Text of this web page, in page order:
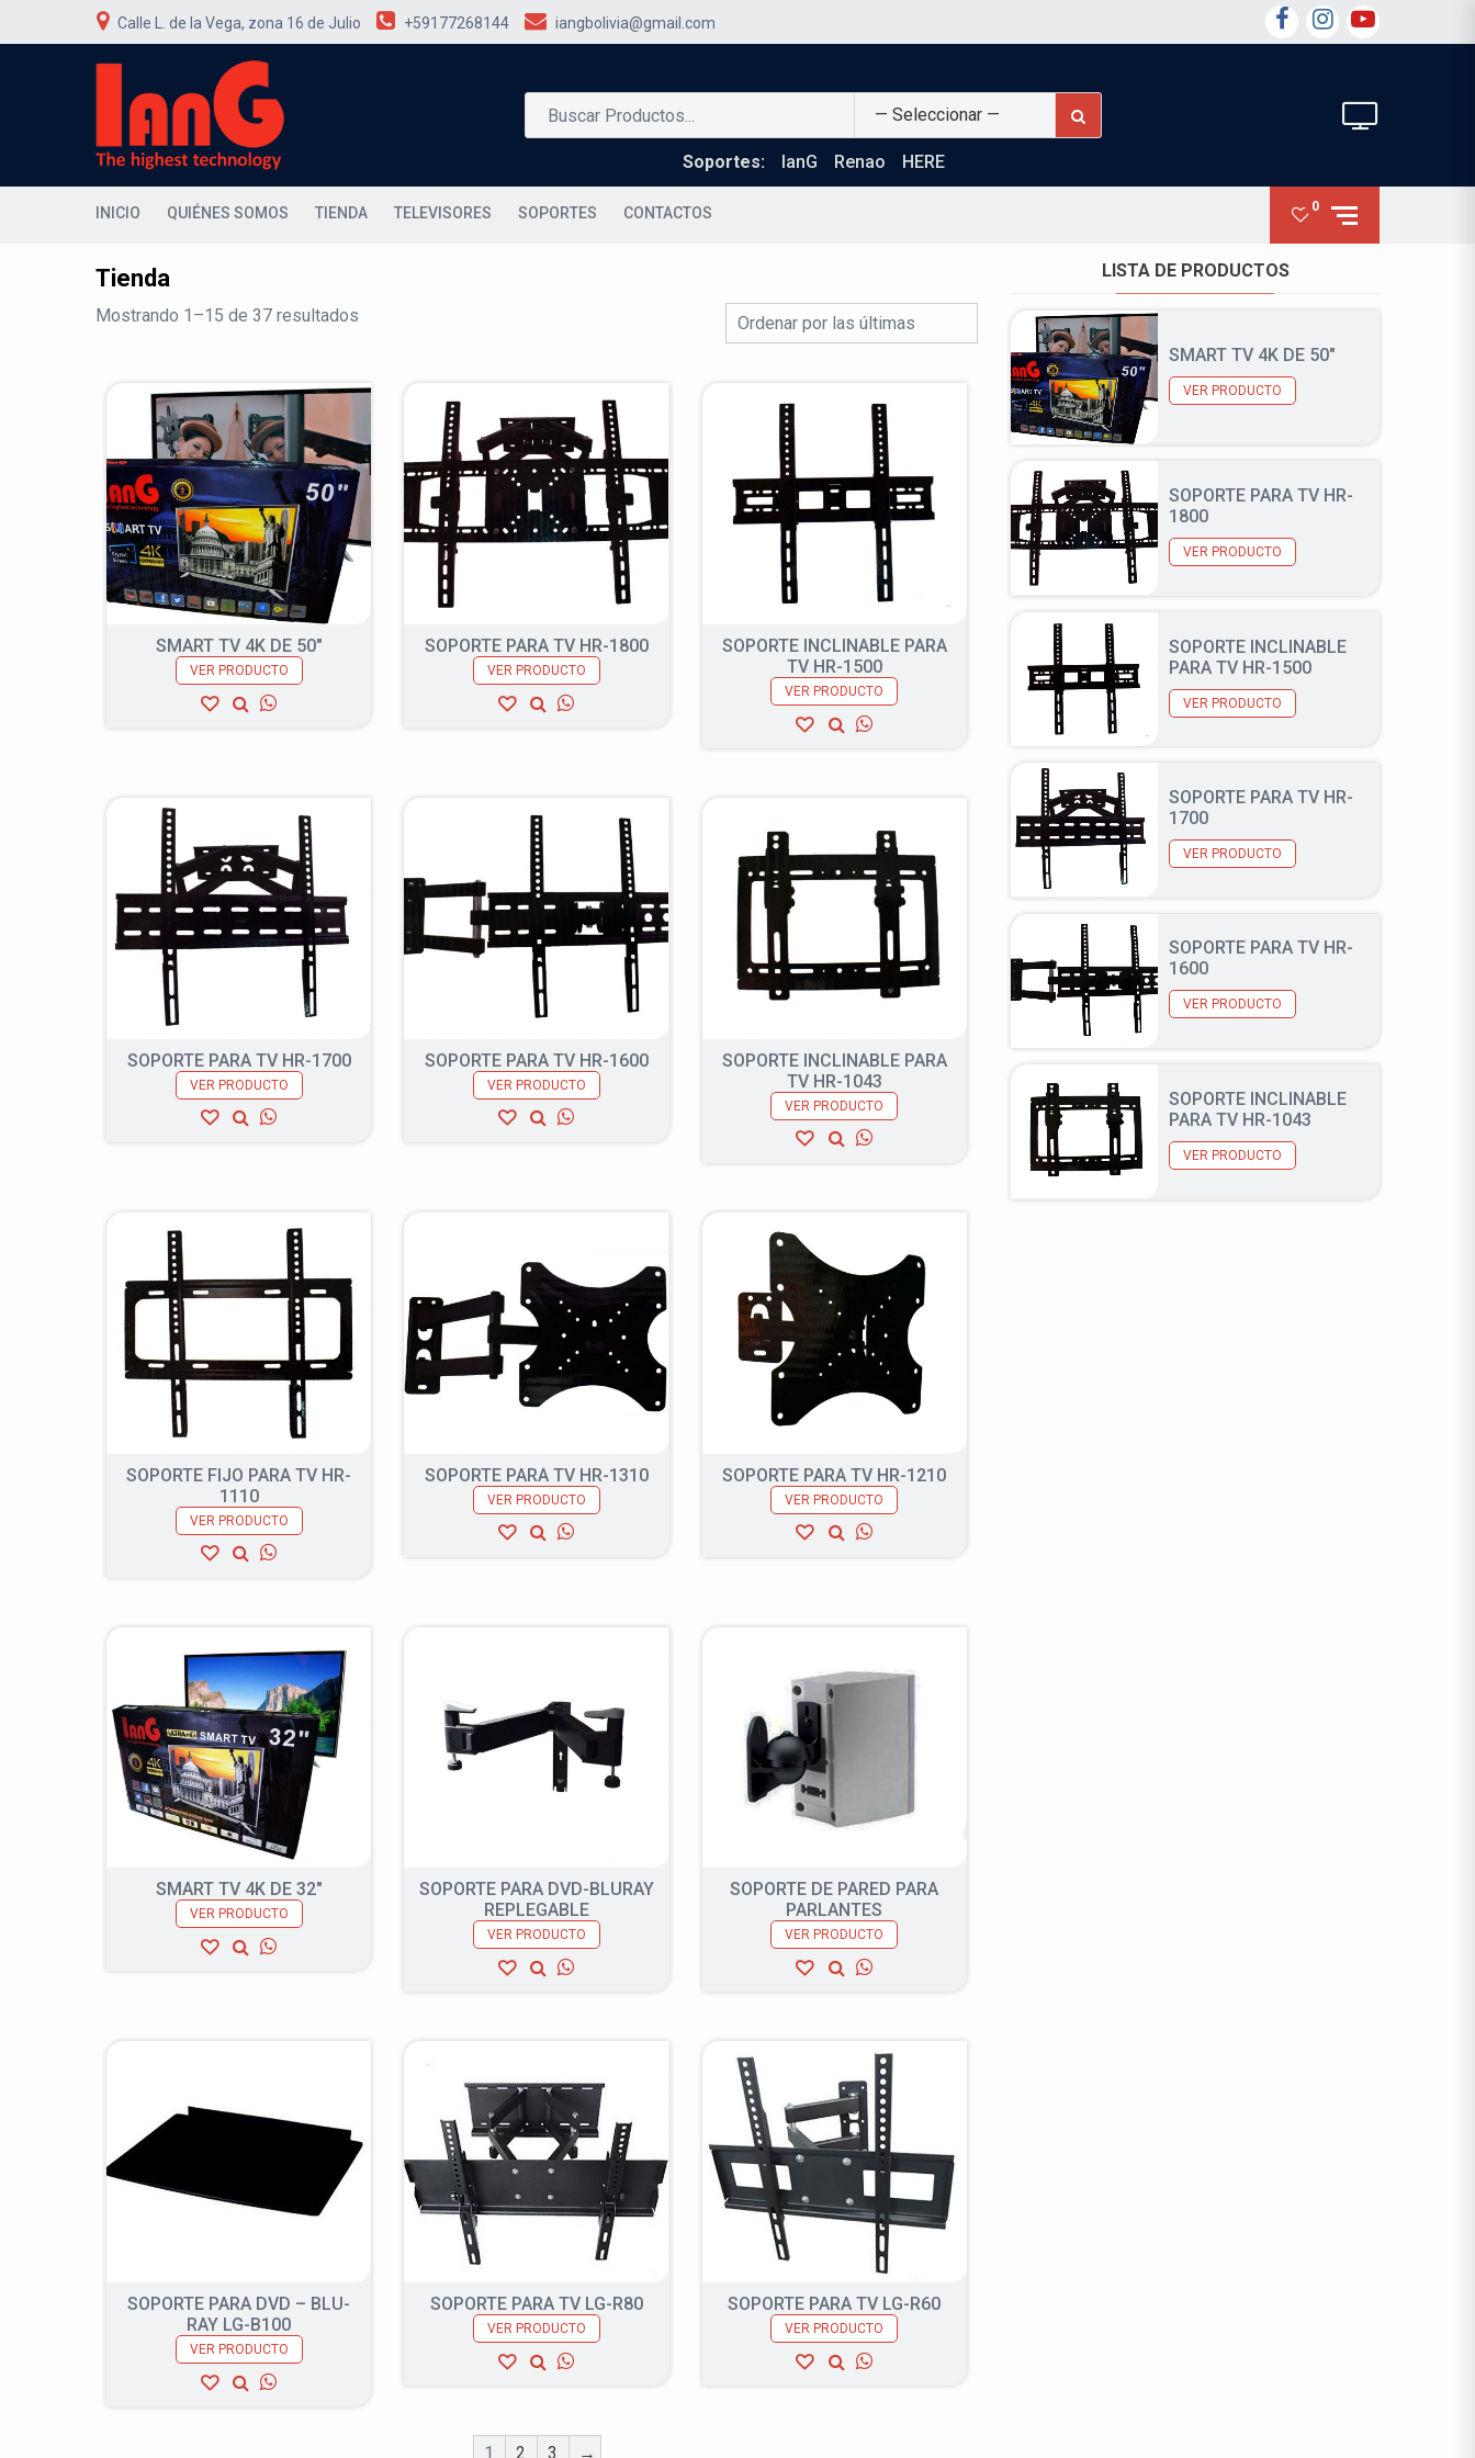
Calle L. de la Vega, zona 16 de Julio +59177268144 iangbolivia@gmail.com FACEBOOK
INSTAGRAM
YOUTUBE
Search
for:
Soportes:
IanG Renao HERE
INICIO QUIÉNES SOMOS TIENDA TELEVISORES SOPORTES CONTACTOS 0
Tienda
Mostrando 1–15 de 37 resultados
SMART TV 4K DE 50″
VER PRODUCTO
SOPORTE PARA TV HR-1800
VER PRODUCTO
SOPORTE INCLINABLE PARA
TV HR-1500
VER PRODUCTO
SOPORTE PARA TV HR-1700
VER PRODUCTO
SOPORTE PARA TV HR-1600
VER PRODUCTO
SOPORTE INCLINABLE PARA
TV HR-1043
VER PRODUCTO
SOPORTE FIJO PARA TV HR-
1110
VER PRODUCTO
SOPORTE PARA TV HR-1310
VER PRODUCTO
SOPORTE PARA TV HR-1210
VER PRODUCTO
SMART TV 4K DE 32″
VER PRODUCTO
SOPORTE PARA DVD-BLURAY
REPLEGABLE
VER PRODUCTO
SOPORTE DE PARED PARA
PARLANTES
VER PRODUCTO
SOPORTE PARA DVD – BLU-
RAY LG-B100
VER PRODUCTO
SOPORTE PARA TV LG-R80
VER PRODUCTO
SOPORTE PARA TV LG-R60
VER PRODUCTO
1 2 3 →
LISTA DE PRODUCTOS
SMART TV 4K DE 50″
VER PRODUCTO
SOPORTE PARA TV HR-
1800
VER PRODUCTO
SOPORTE INCLINABLE
PARA TV HR-1500
VER PRODUCTO
SOPORTE PARA TV HR-
1700
VER PRODUCTO
SOPORTE PARA TV HR-
1600
VER PRODUCTO
SOPORTE INCLINABLE
PARA TV HR-1043
VER PRODUCTO